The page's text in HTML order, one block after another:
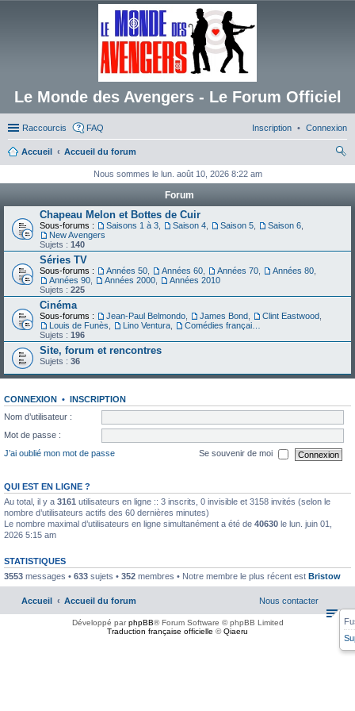
Le Monde des Avengers - Le Forum Officiel
Raccourcis FAQ Connexion
Inscription
Accueil
Accueil du forum
ch
Nous sommes le lun. août 10, 2026 8:22 am
Forum
Chapeau Melon et Bottes de Cuir
Sous-forums : Saisons 1 à 3 Saison 4 Saison 5 Saison 6
New Avengers
Sujets : 140
Séries TV
Sous-forums : Années 50 Années 60 Années 70 Années 80
Années 90
Années 2000
Années 2010
Sujets : 225
Cinéma
Sous-forums : Jean-Paul Belmondo James Bond Clint Eastwood
Louis de Funès
Lino Ventura
Sujets : 196
Site, forum et rencontres
Sujets : 36
CONNEXION • INSCRIPTION
Nom d’utilisateur :
Mot de passe :
J’ai oublié mon mot de passe
Se souvenir de moi
QUI EST EN LIGNE ?
Au total, il y a 3161 utilisateurs en ligne :: 3 inscrits, 0 invisible et 3158 invités (selon le
nombre d’utilisateurs actifs des 60 dernières minutes)
Le nombre maximal d’utilisateurs en ligne simultanément a été de 40630 le lun. juin 01,
2026 5:15 am
STATISTIQUES
3553 messages • 633 sujets • 352 membres • Notre membre le plus récent est Bristow
Accueil Accueil du forum Nous contacter
Développé parphpBB® Forum Software © phpBB Limited
Traduction française officielle ©Qiaeru